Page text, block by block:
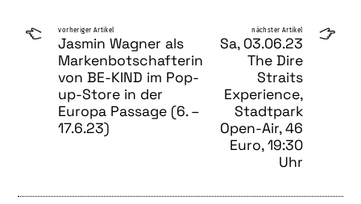
vorheriger Artikel
Jasmin Wagner als
Markenbotschafterin
von BE-KIND im Pop-
up-Store in der
Europa Passage (6. –
17.6.23)
nächster Artikel
Sa, 03.06.23
The Dire
Straits
Experience,
Stadtpark
Open-Air, 46
Euro, 19:30
Uhr